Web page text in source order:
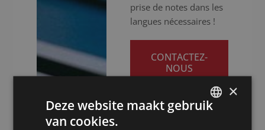
prise de notes dans les
langues nécessaires !
CONTACTEZ-
NOUS
×
Deze website maakt gebruik
van cookies.